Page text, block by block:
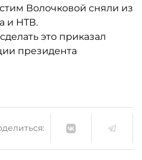
Волочковой сняли из
и НТВ.
это приказал
президента